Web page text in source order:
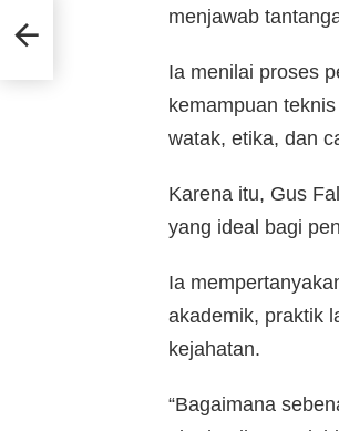
menjawab
Ia menilai proses
kemampuan
watak, etika, dan
Karena itu, Gus
yang ideal bagi
Ia
akademik, praktik
kejahatan.
“Bagaimana